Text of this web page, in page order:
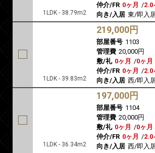
1LDK - 38.79m2
仲介/FR 0ヶ月 /2.0
向き/入居 東/即入
1LDK - 39.83m2
219,000円
部屋番号 1103
管理費 20,000円
敷/礼 0ヶ月 /0ヶ月
仲介/FR 0ヶ月 /2.0
向き/入居 西/即入
1LDK - 36.34m2
197,000円
部屋番号 1104
管理費 20,000円
敷/礼 0ヶ月 /0ヶ月
仲介/FR 0ヶ月 /2.0
向き/入居 西/即入